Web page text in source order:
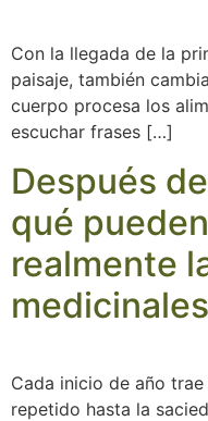
Con la llegada de la
paisaje, también
cuerpo procesa los
escuchar frases […]
Después
qué
realmente
medicinales
Cada inicio de año
repetido hasta la